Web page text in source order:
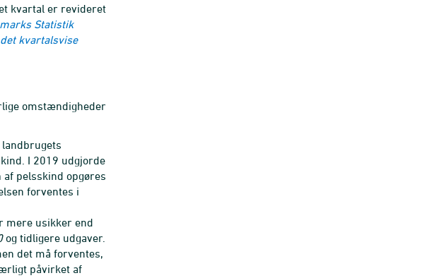
kvartal er revideret
Statistik
kvartalsvise
omstændigheder
I 2019 udgjorde
pelsskind opgøres
forventes i
mere usikker end
og tidligere udgaver.
det må forventes,
påvirket af